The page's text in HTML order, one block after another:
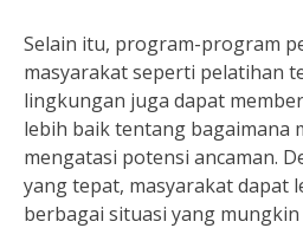
Selain itu, program-program
masyarakat seperti pelatihan
lingkungan juga dapat
lebih baik tentang bagaimana
mengatasi potensi ancaman.
yang tepat, masyarakat dapat
berbagai situasi yang mungkin